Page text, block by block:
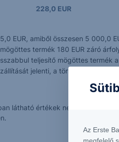
228,0 EUR
EUR, amiből összesen 5 000,0
mögöttes termék 180 EUR záró
teljesítő mögöttes termék
jelenti, a törtdarabszám
látható értékek nem tükrözik a
Az Erste